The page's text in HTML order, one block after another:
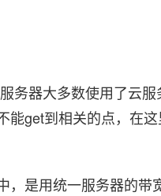
务器大多数使用了云
get到相关的点，在
，是用统一服务器的